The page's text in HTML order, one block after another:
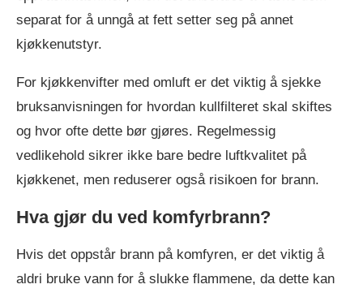
separat for å unngå at fett setter seg på annet
kjøkkenutstyr.
For kjøkkenvifter med omluft er det viktig å sjekke
bruksanvisningen for hvordan kullfilteret skal skiftes
og hvor ofte dette bør gjøres. Regelmessig
vedlikehold sikrer ikke bare bedre luftkvalitet på
kjøkkenet, men reduserer også risikoen for brann.
Hva gjør du ved komfyrbrann?
Hvis det oppstår brann på komfyren, er det viktig å
aldri bruke vann for å slukke flammene, da dette kan